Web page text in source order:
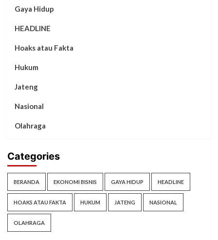
Gaya Hidup
HEADLINE
Hoaks atau Fakta
Hukum
Jateng
Nasional
Olahraga
Categories
BERANDA EKONOMI BISNIS GAYA HIDUP HEADLINE
HOAKS ATAU FAKTA HUKUM JATENG NASIONAL
OLAHRAGA